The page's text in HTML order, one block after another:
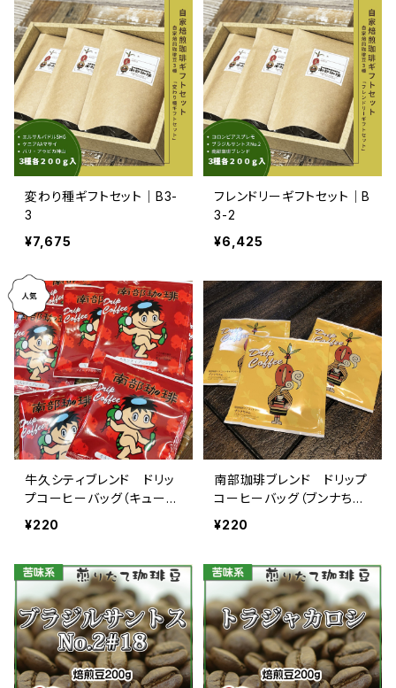
変わり種ギフトセット｜B3-
3
¥7,675
フレンドリーギフトセット｜B
3-2
¥6,425
牛久シティブレンド ドリッ
プコーヒーバッグ（キューち
ゃん）
¥220
南部珈琲ブレンド ドリップ
コーヒーバッグ（ブンナちゃ
ん）
¥220